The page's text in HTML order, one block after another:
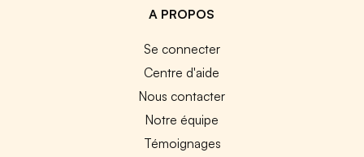
A PROPOS
Se connecter
Centre d'aide
Nous contacter
Notre équipe
Témoignages